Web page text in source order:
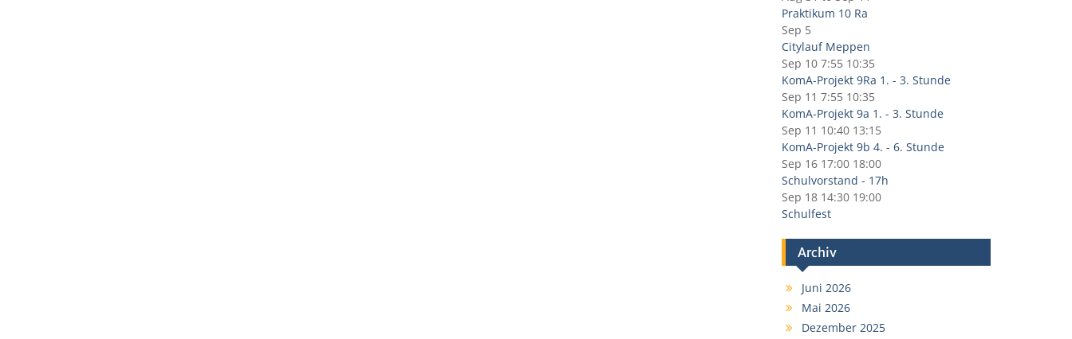
Praktikum 10 Ra
Sep 5
Citylauf Meppen
Sep 107:55 10:35
KomA-Projekt 9Ra 1. - 3. Stunde
Sep 11 7:55 10:35
KomA-Projekt 9a 1. - 3. Stunde
Sep 11 10:40 13:15
KomA-Projekt 9b 4. - 6. Stunde
Sep 1617:00 18:00
Schulvorstand - 17h
Sep 1814:30 19:00
Schulfest
Archiv
Juni 2026
Mai 2026
Dezember 2025